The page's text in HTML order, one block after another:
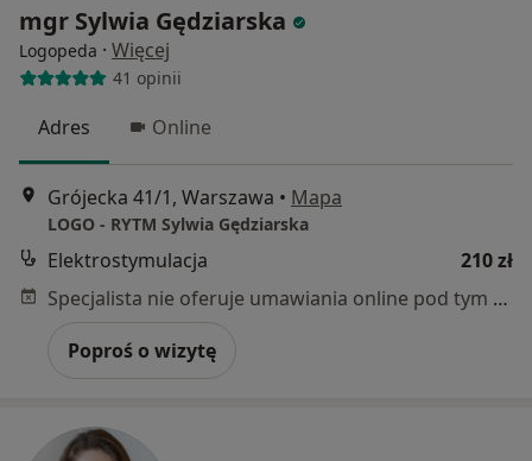
mgr Sylwia Gędziarska
Logopeda · Więcej
41 opinii
Adres Online
Grójecka 41/1, Warszawa • Mapa
LOGO - RYTM Sylwia Gędziarska
Elektrostymulacja
210 zł
Specjalista nie oferuje umawiania online pod tym adresem.
Poproś o wizytę